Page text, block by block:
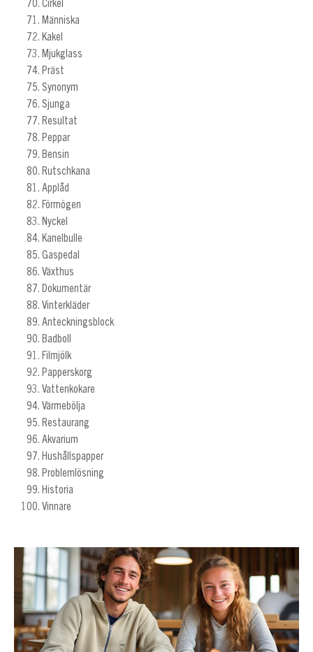
Cirkel
Människa
Kakel
Mjukglass
Präst
Synonym
Sjunga
Resultat
Peppar
Bensin
Rutschkana
Applåd
Förmögen
Nyckel
Kanelbulle
Gaspedal
Växthus
Dokumentär
Vinterkläder
Anteckningsblock
Badboll
Filmjölk
Papperskorg
Vattenkokare
Värmebölja
Restaurang
Akvarium
Hushållspapper
Problemlösning
Historia
Vinnare